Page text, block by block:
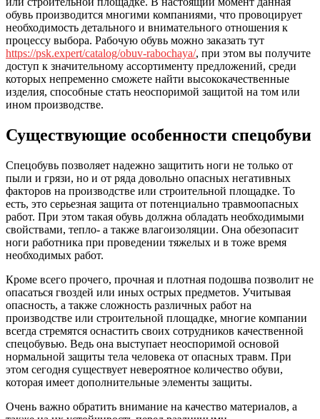
обувь производится многими компаниями, что провоцирует
необходимость детального и внимательного отношения к
процессу выбора. Рабочую обувь можно заказать тут
https://psk.expert/catalog/obuv-rabochaya/, при этом вы получите
доступ к значительному ассортименту предложений, среди
которых непременно сможете найти высококачественные
изделия, способные стать неоспоримой защитой на том или
ином производстве.
Существующие особенности спецобуви
Спецобувь позволяет надежно защитить ноги не только от
пыли и грязи, но и от ряда довольно опасных негативных
факторов на производстве или строительной площадке. То
есть, это серьезная защита от потенциально травмоопасных
работ. При этом такая обувь должна обладать необходимыми
свойствами, тепло- а также влагоизоляции. Она обезопасит
ноги работника при проведении тяжелых и в тоже время
необходимых работ.
Кроме всего прочего, прочная и плотная подошва позволит не
опасаться гвоздей или иных острых предметов. Учитывая
опасность, а также сложность различных работ на
производстве или строительной площадке, многие компании
всегда стремятся оснастить своих сотрудников качественной
спецобувью. Ведь она выступает неоспоримой основой
нормальной защиты тела человека от опасных травм. При
этом сегодня существует невероятное количество обуви,
которая имеет дополнительные элементы защиты.
Очень важно обратить внимание на качество материалов, а